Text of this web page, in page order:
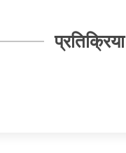
प्रतिक्रिया